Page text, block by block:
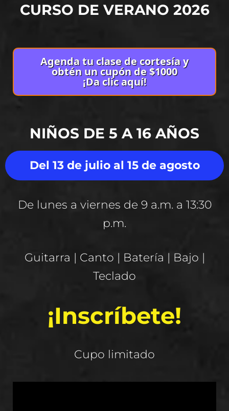
CURSO DE VERANO 2026
Agenda tu clase de cortesía y
obtén un cupón de $1000
¡Da clic aquí!
NIÑOS DE 5 A 16 AÑOS
Del 13 de julio al 15 de agosto
De lunes a viernes de 9 a.m. a 13:30
p.m.
Guitarra | Canto | Batería | Bajo |
Teclado
¡Inscríbete!
Cupo limitado